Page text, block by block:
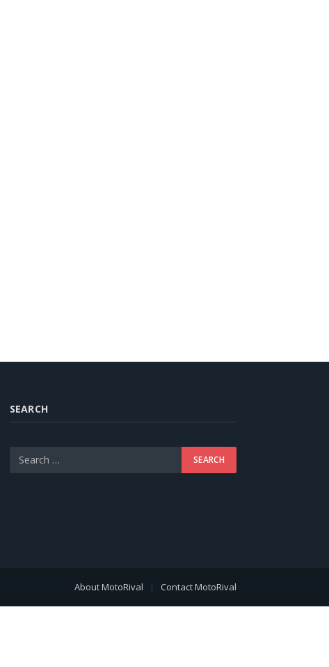
SEARCH
About MotoRival Contact MotoRival